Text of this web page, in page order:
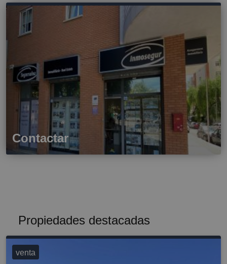
Contactar
Propiedades destacadas
venta